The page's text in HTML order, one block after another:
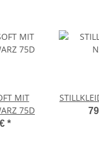
MIT
75D
*